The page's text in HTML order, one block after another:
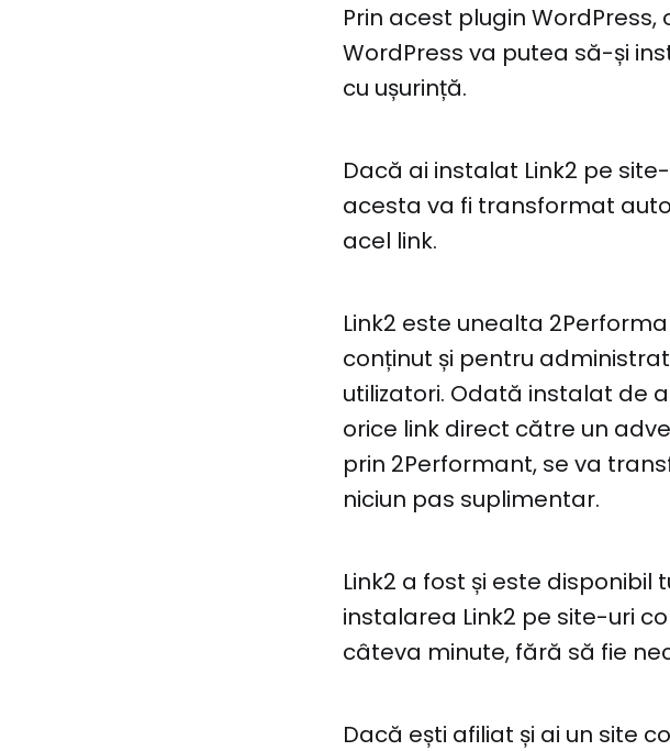
Prin acest plugin
WordPress va putea să-și
cu ușurință.
Dacă ai instalat Link2 pe
acesta va fi transformat
acel link.
Link2 este unealta
conținut și pentru
utilizatori. Odată instalat de
orice link direct către un
prin 2Performant, se va
niciun pas suplimentar.
Link2 a fost și este
instalarea Link2 pe site-uri
câteva minute, fără să fie
Dacă ești afiliat și ai un site